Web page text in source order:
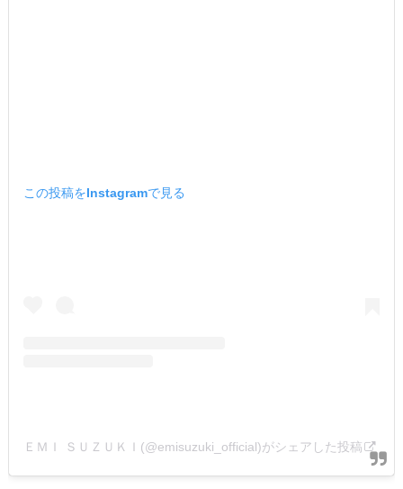
この投稿をInstagramで見る
ＥＭＩ ＳＵＺＵＫＩ(@emisuzuki_official)がシェアした投稿